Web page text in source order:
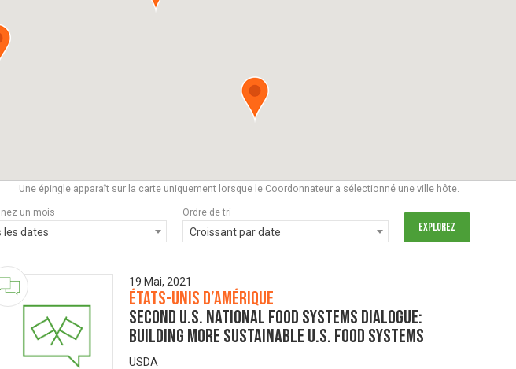
Une épingle apparaît sur la carte uniquement lorsque le Coordonnateur a sélectionné une ville hôte.
un mois
les dates
Ordre de tri
Croissant par date
19 Mai, 2021
États-Unis d’Amérique
Second U.S. National Food Systems Dialogue:
Building More Sustainable U.S. Food Systems
USDA